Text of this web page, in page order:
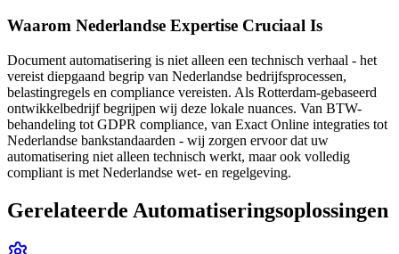
Waarom Nederlandse Expertise Cruciaal Is
Document automatisering is niet alleen een technisch verhaal - het
vereist diepgaand begrip van Nederlandse bedrijfsprocessen,
belastingregels en compliance vereisten. Als Rotterdam-gebaseerd
ontwikkelbedrijf begrijpen wij deze lokale nuances. Van BTW-
behandeling tot GDPR compliance, van Exact Online integraties tot
Nederlandse bankstandaarden - wij zorgen ervoor dat uw
automatisering niet alleen technisch werkt, maar ook volledig
compliant is met Nederlandse wet- en regelgeving.
Gerelateerde Automatiseringsoplossingen